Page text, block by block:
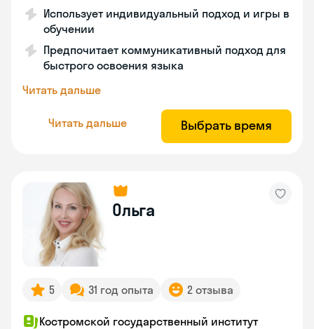
Использует индивидуальный подход и игры в
обучении
Предпочитает коммуникативный подход для
быстрого освоения языка
Читать дальше
Читать дальше Выбрать время
Ольга
5 31 год опыта 2 отзыва
Костромской государственный институт